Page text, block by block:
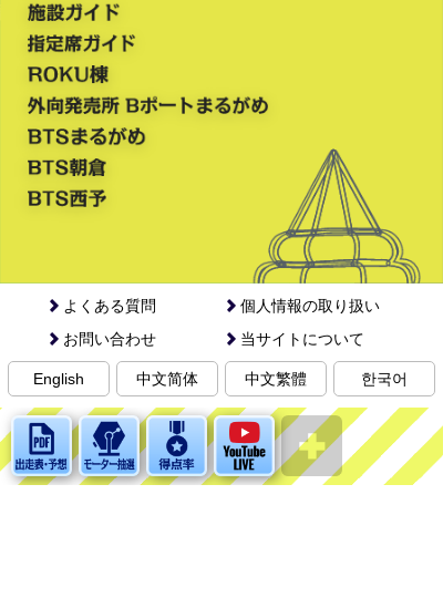
よくある質問
個人情報の取り扱い
お問い合わせ
当サイトについて
English 中文简体 中文繁體 한국어
©BOAT RACE MARUGAME. ALL RIGHTS RESERVED.